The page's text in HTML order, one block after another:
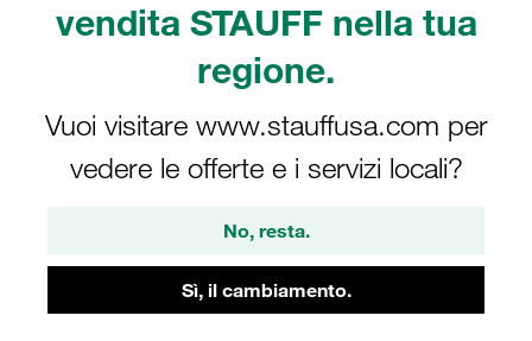
vendita STAUFF nella tua
regione.
Vuoi visitare www.stauffusa.com per
vedere le offerte e i servizi locali?
No, resta.
Sì, il cambiamento.
Coperchio antipolvere per Innesti rapidi a spinta